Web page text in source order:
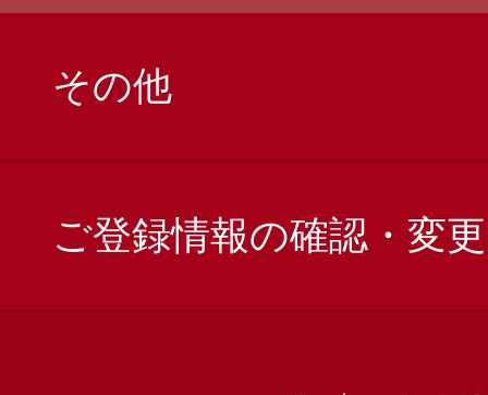
その他
ご登録情報の確認・変更